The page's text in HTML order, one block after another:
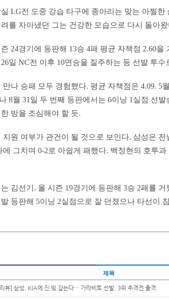
LG전 도중 강습 타구에 종아리는 맞는 아찔한
를 자아냈던 그는 건강한 모습으로 다시 돌아왔
24경기에 등판해 13승 4패 평균 자책점 2.60을
일 NC전 이후 10연승을 질주하는 등 선발 투
만나 승패 모두 경험했다. 평균 자책점은 4.09. 5
8월 31일 두 번째 등판에서는 6이닝 1실점 선
방을 조심해야 할 듯.
지원 여부가 관건이 될 것으로 보인다. 삼성은
에 그치며 0-2로 아쉽게 패했다. 백정현의 호투과
김선기. 올 시즌 19경기에 등판해 3승 2패를 거
등판해 5이닝 2실점으로 잘 던졌으나 타선이
제목
뷰] 삼성, KIA에 진 빚 갚는다… 가라비토 선발, 3위 추격전 출격